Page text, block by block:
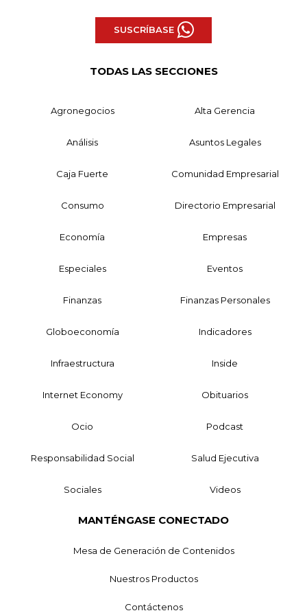
SUSCRÍBASE
TODAS LAS SECCIONES
Agronegocios Alta Gerencia
Análisis Asuntos Legales
Caja Fuerte Comunidad Empresarial
Consumo Directorio Empresarial
Economía Empresas
Especiales Eventos
Finanzas Finanzas Personales
Globoeconomía Indicadores
Infraestructura Inside
Internet Economy Obituarios
Ocio Podcast
Responsabilidad Social Salud Ejecutiva
Sociales Videos
MANTÉNGASE CONECTADO
Mesa de Generación de Contenidos
Nuestros Productos
Contáctenos